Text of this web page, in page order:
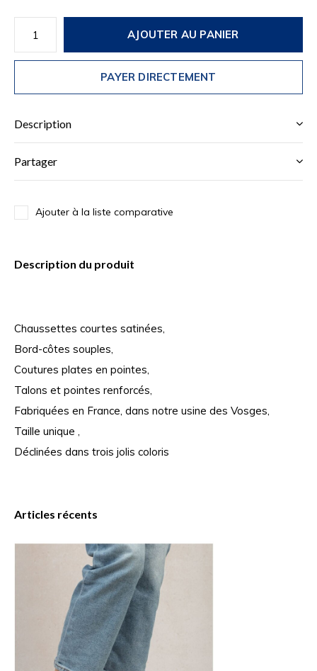
AJOUTER AU PANIER
PAYER DIRECTEMENT
Description
Partager
Ajouter à la liste comparative
Description du produit
Chaussettes courtes satinées,
Bord-côtes souples,
Coutures plates en pointes,
Talons et pointes renforcés,
Fabriquées en France, dans notre usine des Vosges,
Taille unique ,
Déclinées dans trois jolis coloris
Articles récents